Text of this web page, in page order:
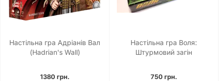
Настільна гра Адріанів Вал
(Hadrian's Wall)
1380 грн.
Настільна гра Воля:
Штурмовий загін
750 грн.